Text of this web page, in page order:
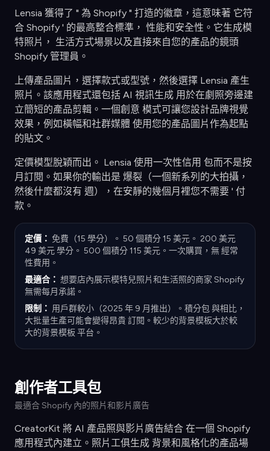
Lensia 獲得了 " 為 Shopify " 打造的徽章，這意味著 它符
合 Shopify ' 的最高整合標準， 性能和安全性。它生成模
特照片， 生活方式場景以及直接來自您的產品的鏡頭
Shopify 管理員。
上傳產品圖片，選擇款式或型號，然後選擇 Lensia 產生
照片。該應用程式還包括 AI 視訊生成 用於在劇照旁邊建
立簡短的產品剪輯。一個創意 模式可讓您設計品牌視覺
效果，例如橫幅和社群媒體 使用您的產品圖片作為起點
的貼文。
定價模型脫穎而出。 Lensia 使用一次性信用 包而不是按
月訂閱。如果你的輸出是 爆裂（一個新系列的大拍攝，
然後什麼都沒有 週），在安靜的幾個月裡您不需要 ' 付
款。
定價： 免費（15 學分）。 50 個積分 15 美元。 200 美元
49 美元 學分。 500 個積分 115 美元。一次購買，無 經常
性費用。
最適合： 想要店內展示模特兒照片和生活照的商家 Shopify
無需每月承諾。
限制： 用戶群較小（2025 年 9 月推出）。積分包 與相比，
大批量生產可能會變得昂貴 訂閱。較少的背景模板大於較
大的背景模板 平台。
創作者工具包
最適合 Shopify 內的照片和影片廣告
CreatorKit 將 AI 產品照與影片廣告結合 在一個 Shopify
應用程式內建立。照片工俱生成 背景和風格化的產品場